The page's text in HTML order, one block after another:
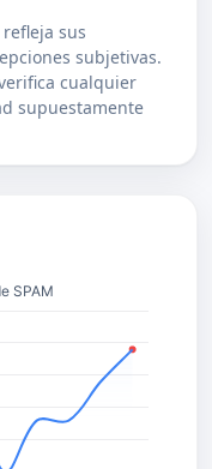
sus
subjetivas.
cualquier
supuestamente